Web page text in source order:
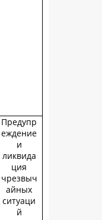
Предупр
еждение
и
ликвида
ция
чрезвыч
айных
ситуаци
й